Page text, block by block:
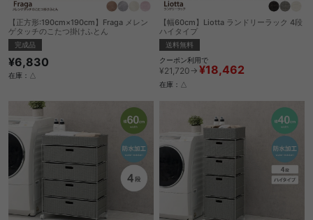
【正方形:190cm×190cm】Fraga メレン
ゲタッチのこたつ掛けふとん
完成品
¥6,830
在庫：△
【幅60cm】Liotta ランドリーラック 4段
ハイタイプ
送料無料
クーポン利用で
¥21,720→ ¥18,462
在庫：△